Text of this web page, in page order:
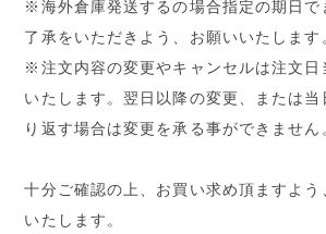
※海外倉庫発送するの場合指定の期日で
了承をいただきよう、お願いいたします
※注文内容の変更やキャンセルは注文日
いたします。翌日以降の変更、または当
り返す場合は変更を承る事ができません
十分ご確認の上、お買い求め頂ますよう
いたします。